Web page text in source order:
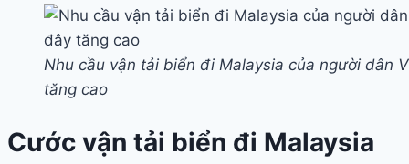
Nhu cầu vận tải biển đi Malaysia của người dân
tăng cao
Cước vận tải biển đi Malaysia